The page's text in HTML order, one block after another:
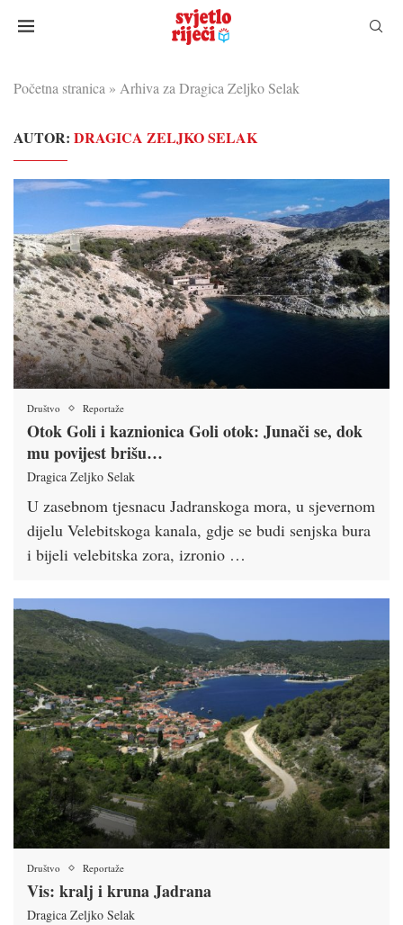
Početna stranica » Arhiva za Dragica Zeljko Selak
AUTOR: DRAGICA ZELJKO SELAK
Društvo Reportaže
Otok Goli i kaznionica Goli otok: Junači se, dok
mu povijest brišu…
Dragica Zeljko Selak
U zasebnom tjesnacu Jadranskoga mora, u sjevernom
dijelu Velebitskoga kanala, gdje se budi senjska bura
i bijeli velebitska zora, izronio …
Društvo Reportaže
Vis: kralj i kruna Jadrana
Dragica Zeljko Selak